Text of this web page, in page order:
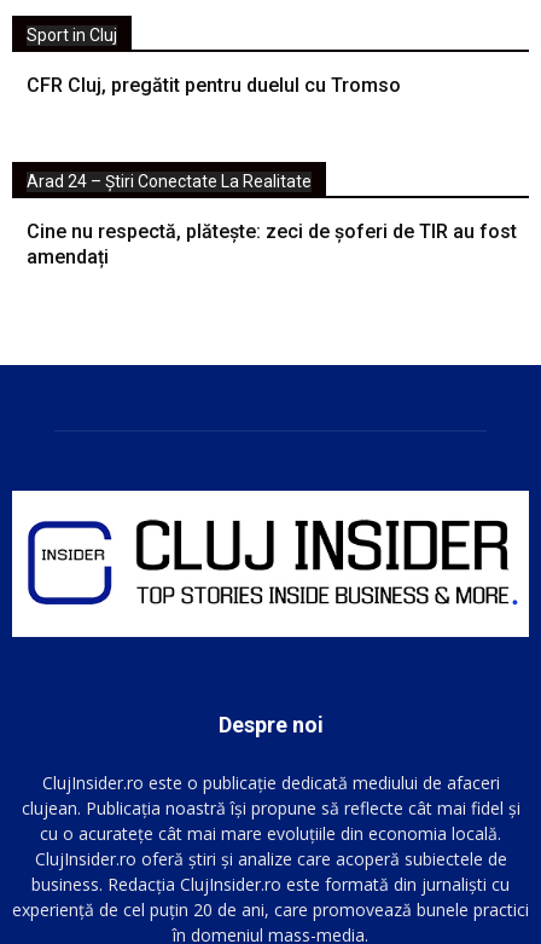
Sport in Cluj
CFR Cluj, pregătit pentru duelul cu Tromso
Arad 24 – Știri Conectate La Realitate
Cine nu respectă, plătește: zeci de șoferi de TIR au fost
amendați
Despre noi
ClujInsider.ro este o publicație dedicată mediului de afaceri
clujean. Publicația noastră își propune să reflecte cât mai fidel și
cu o acuratețe cât mai mare evoluțiile din economia locală.
ClujInsider.ro oferă știri și analize care acoperă subiectele de
business. Redacția ClujInsider.ro este formată din jurnaliști cu
experiență de cel puțin 20 de ani, care promovează bunele practici
în domeniul mass-media.